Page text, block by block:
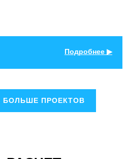
Подробнее ▶
БОЛЬШЕ ПРОЕКТОВ